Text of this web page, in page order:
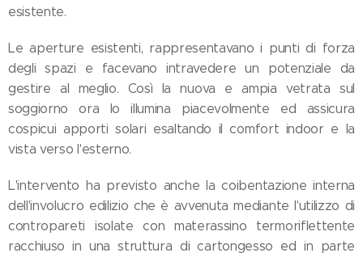
esistente.
Le aperture esistenti, rappresentavano i punti di forza
degli spazi e facevano intravedere un potenziale da
gestire al meglio. Così la nuova e ampia vetrata sul
soggiorno ora lo illumina piacevolmente ed assicura
cospicui apporti solari esaltando il comfort indoor e la
vista verso l'esterno.
L'intervento ha previsto anche la coibentazione interna
dell'involucro edilizio che è avvenuta mediante l'utilizzo di
contropareti isolate con materassino termoriflettente
racchiuso in una struttura di cartongesso ed in parte